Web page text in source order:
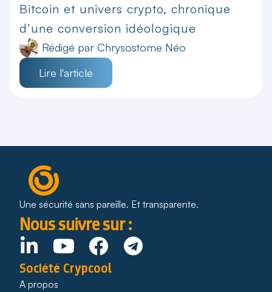
Bitcoin et univers crypto, chronique
d’une conversion idéologique
Rédigé par Chrysostome Néo
Lire l'article
Une sécurité sans pareille. Et transparente.
Nous suivre sur :
Société Crypcool
A propos